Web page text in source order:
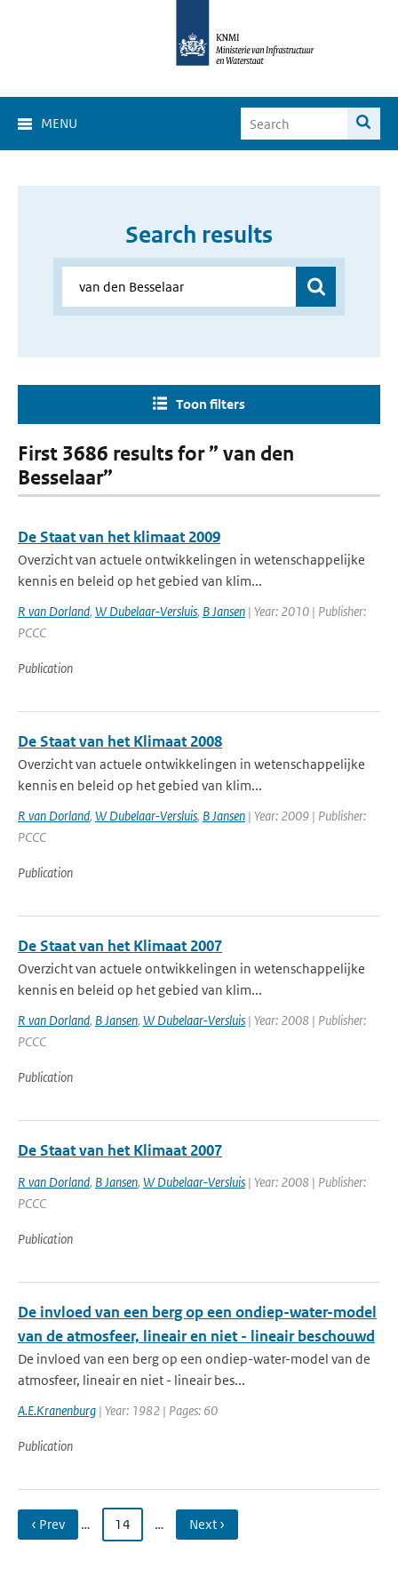
MENU
Search results
Toon filters
First 3686 results for ” van den
Besselaar”
De Staat van het klimaat 2009
Overzicht van actuele ontwikkelingen in wetenschappelijke
kennis en beleid op het gebied van klim...
R van Dorland, W Dubelaar-Versluis, B Jansen | Year: 2010 | Publisher:
PCCC
Publication
De Staat van het Klimaat 2008
Overzicht van actuele ontwikkelingen in wetenschappelijke
kennis en beleid op het gebied van klim...
R van Dorland, W Dubelaar-Versluis, B Jansen | Year: 2009 | Publisher:
PCCC
Publication
De Staat van het Klimaat 2007
Overzicht van actuele ontwikkelingen in wetenschappelijke
kennis en beleid op het gebied van klim...
R van Dorland, B Jansen, W Dubelaar-Versluis | Year: 2008 | Publisher:
PCCC
Publication
De Staat van het Klimaat 2007
R van Dorland, B Jansen, W Dubelaar-Versluis | Year: 2008 | Publisher:
PCCC
Publication
De invloed van een berg op een ondiep-water-model
van de atmosfeer, lineair en niet - lineair beschouwd
De invloed van een berg op een ondiep-water-model van de
atmosfeer, lineair en niet - lineair bes...
A.E.Kranenburg | Year: 1982 | Pages: 60
Publication
‹ Prev … 14 … Next ›